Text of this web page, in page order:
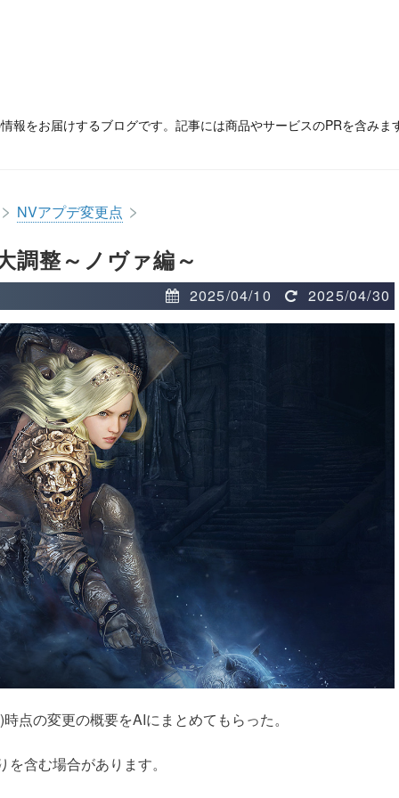
報をお届けするブログです。記事には商品やサービスのPRを含みま
> NVアプデ変更点 >
調整～ノヴァ編～
2025/04/10 2025/04/30
点の変更の概要をAIにまとめてもらった。
含む場合があります。